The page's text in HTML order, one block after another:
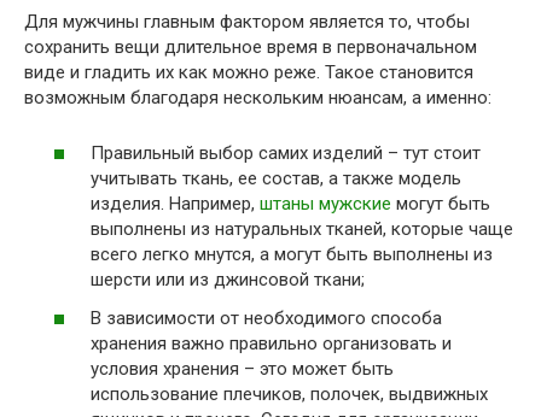
Для мужчины главным фактором является то, чтобы
сохранить вещи длительное время в первоначальном
виде и гладить их как можно реже. Такое становится
возможным благодаря нескольким нюансам, а именно:
Правильный выбор самих изделий – тут стоит
учитывать ткань, ее состав, а также модель
изделия. Например, штаны мужские могут быть
выполнены из натуральных тканей, которые чаще
всего легко мнутся, а могут быть выполнены из
шерсти или из джинсовой ткани;
В зависимости от необходимого способа
хранения важно правильно организовать и
условия хранения – это может быть
использование плечиков, полочек, выдвижных